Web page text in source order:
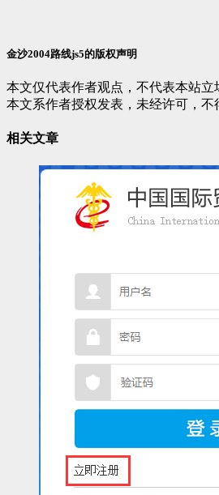
金沙2004路线js5的版权声明
本文仅代表作者观点，不代表本站立
本文系作者授权发表，未经许可，不
相关文章